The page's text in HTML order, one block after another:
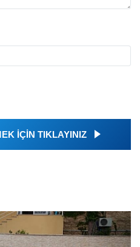
İÇİN TIKLAYINIZ